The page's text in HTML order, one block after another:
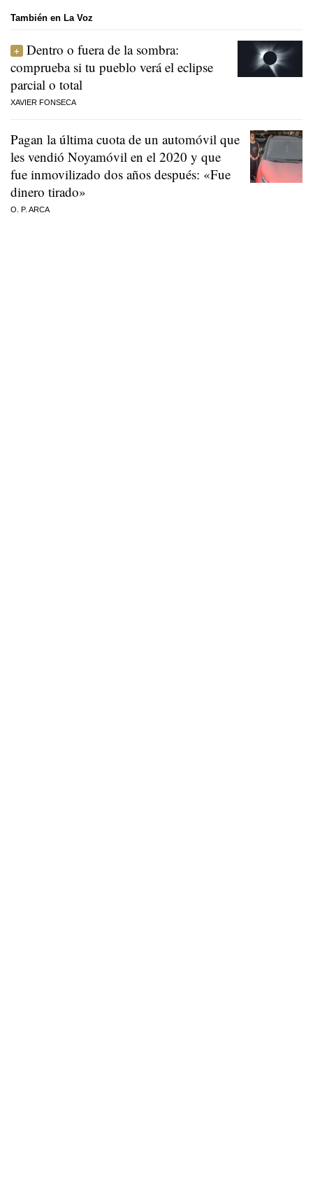
También en La Voz
Dentro o fuera de la sombra:
comprueba si tu pueblo verá el eclipse
parcial o total
XAVIER FONSECA
Pagan la última cuota de un automóvil que
les vendió Noyamóvil en el 2020 y que
fue inmovilizado dos años después: «Fue
dinero tirado»
O. P. ARCA